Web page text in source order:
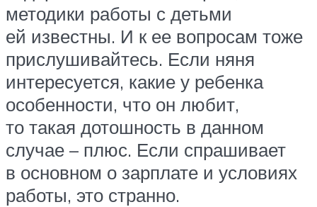
методики работы с детьми
ей известны. И к ее вопросам тоже
прислушивайтесь. Если няня
интересуется, какие у ребенка
особенности, что он любит,
то такая дотошность в данном
случае – плюс. Если спрашивает
в основном о зарплате и условиях
работы, это странно.